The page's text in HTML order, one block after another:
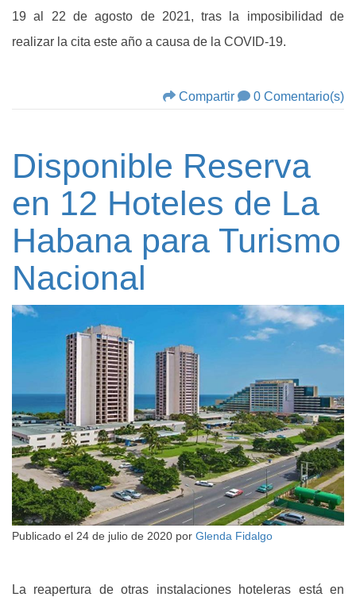
19 al 22 de agosto de 2021, tras la imposibilidad de
realizar la cita este año a causa de la COVID-19.
Compartir 0 Comentario(s)
Disponible Reserva
en 12 Hoteles de La
Habana para Turismo
Nacional
Publicado el 24 de julio de 2020 por Glenda Fidalgo
La reapertura de otras instalaciones hoteleras está en